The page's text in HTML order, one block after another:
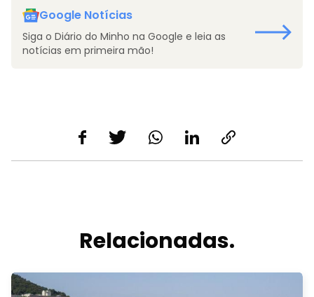
Google Notícias
Siga o Diário do Minho na Google e leia as
notícias em primeira mão!
Relacionadas.